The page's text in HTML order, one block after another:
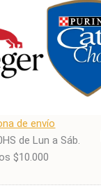
de envío
de Lun a Sáb.
$10.000